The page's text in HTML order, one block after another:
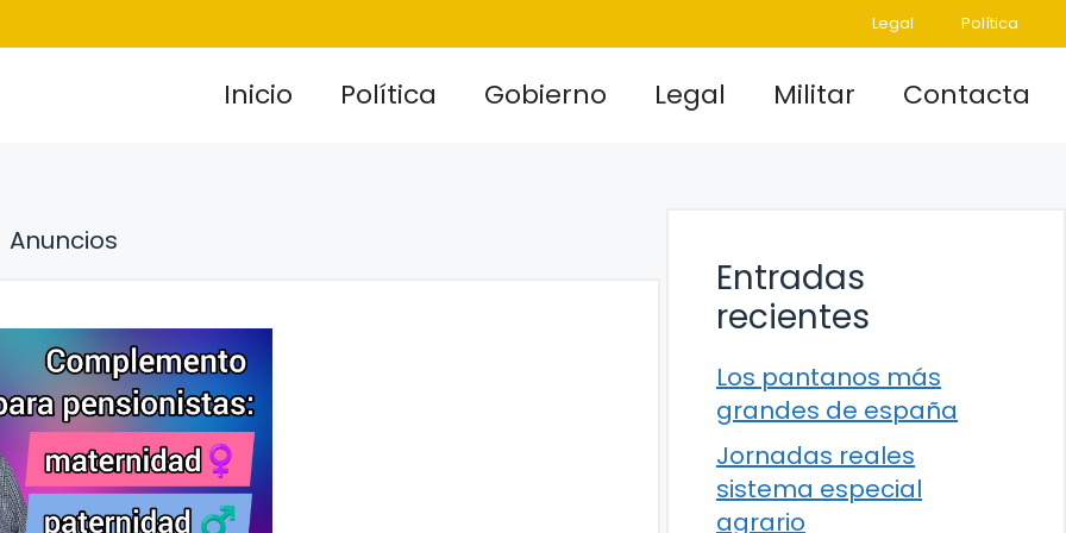
Legal Política
Inicio Política Gobierno Legal Militar Contacta
Anuncios
Entradas
recientes
Los pantanos más
grandes de españa
Jornadas reales
sistema especial
agrario